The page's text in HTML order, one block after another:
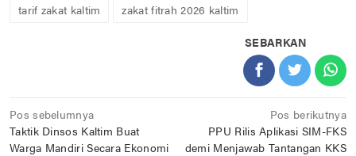
tarif zakat kaltim
zakat fitrah 2026 kaltim
SEBARKAN
Navigasi
pos
Pos sebelumnya
Taktik Dinsos Kaltim Buat
Warga Mandiri Secara Ekonomi
Pos berikutnya
PPU Rilis Aplikasi SIM-FKS
demi Menjawab Tantangan KKS